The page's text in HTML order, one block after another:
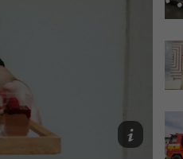
Archív/Richard
Kalanin